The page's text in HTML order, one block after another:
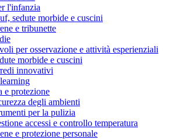
l'infanzia
sedute morbide e cuscini
e tribunette
per osservazione e attività esperienziali
morbide e cuscini
innovativi
e protezione
degli ambienti
per la pulizia
accessi e controllo temperatura
e protezione personale